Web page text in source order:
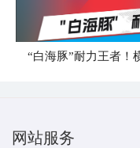
网站服务